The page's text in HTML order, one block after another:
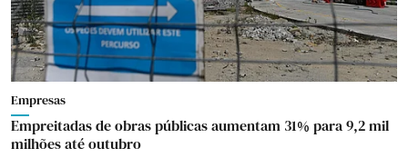
Empresas
Empreitadas de obras públicas aumentam 31% para 9,2 mil
milhões até outubro